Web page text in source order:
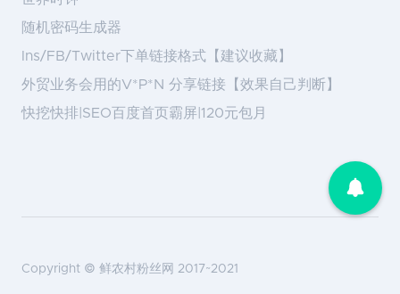
随机密码生成器
Ins/FB/Twitter下单链接格式【建议收藏】
外贸业务会用的V*P*N 分享链接【效果自己判断】
快挖快排|SEO百度首页霸屏|120元包月
Copyright © 鲜农村粉丝网 2017~2021